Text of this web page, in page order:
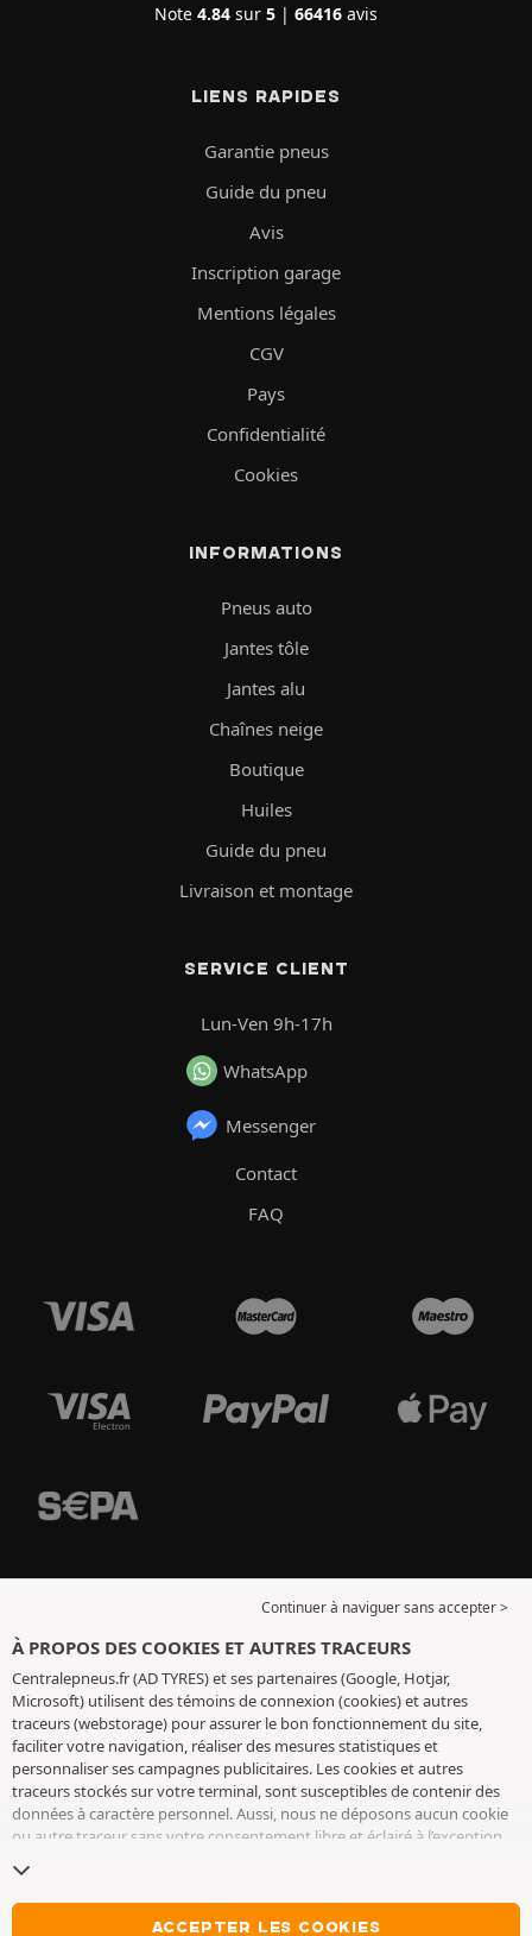
Note 4.84 sur 5 | 66416 avis
LIENS RAPIDES
Garantie pneus
Guide du pneu
Avis
Inscription garage
Mentions légales
CGV
Pays
Confidentialité
Cookies
INFORMATIONS
Pneus auto
Jantes tôle
Jantes alu
Chaînes neige
Boutique
Huiles
Guide du pneu
Livraison et montage
SERVICE CLIENT
Lun-Ven 9h-17h
WhatsApp
Messenger
Contact
FAQ
Continuer à naviguer sans accepter >
À PROPOS DES COOKIES ET AUTRES TRACEURS
Centralepneus.fr (AD TYRES) et ses partenaires (Google, Hotjar,
Microsoft) utilisent des témoins de connexion (cookies) et autres
traceurs (webstorage) pour assurer le bon fonctionnement du site,
faciliter votre navigation, réaliser des mesures statistiques et
personnaliser ses campagnes publicitaires. Les cookies et autres
traceurs stockés sur votre terminal, sont susceptibles de contenir des
données à caractère personnel. Aussi, nous ne déposons aucun cookie
ou autre traceur sans votre consentement libre et éclairé à l’exception
conservons votre choix pendant 6 mois. Vous pouvez retirer votre
consentement à tout moment en vous rendant sur lapage cookies et
. Vous pouvez choisir de continuer à naviguer sans
ACCEPTER LES COOKIES